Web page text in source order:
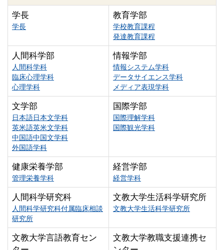
学長
学長
教育学部
学校教育課程
発達教育課程
人間科学部
人間科学科
臨床心理学科
心理学科
情報学部
情報システム学科
データサイエンス学科
メディア表現学科
文学部
日本語日本文学科
英米語英米文学科
中国語中国文学科
外国語学科
国際学部
国際理解学科
国際観光学科
健康栄養学部
管理栄養学科
経営学部
経営学科
人間科学研究科
人間科学研究科付属臨床相談
研究所
文教大学生活科学研究所
文教大学生活科学研究所
文教大学言語教育セン
文教大学教職支援連携セ